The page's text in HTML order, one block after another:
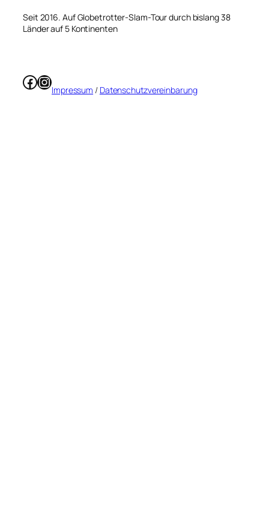
Seit 2016. Auf Globetrotter-Slam-Tour durch bislang 38
Länder auf 5 Kontinenten
Facebook
Instagram
Impressum / Datenschutzvereinbarung